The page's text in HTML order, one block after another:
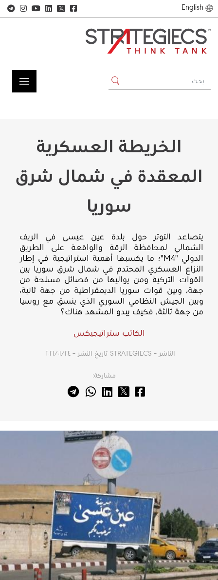
English
𝕏
الخريطة العسكرية
المعقدة في شمال شرق
سوريا
يتصاعد التوتر حول بلدة عين عيسى في الريف
الشمالي لمحافظة الرقة والواقعة على الطريق
الدولي "M4"؛ ما يكسبها أهمية استراتيجية في إطار
النزاع العسكري المحتدم في شمال شرق سوريا بين
القوات التركية ومن يواليها من فصائل مسلحة من
جهة، وبين قوات سوريا الديمقراطية من جهة ثانية،
وبين الجيش النظامي السوري الذي ينسق مع روسيا
من جهة ثالثة، فكيف يبدو المشهد هناك؟
الكاتب ستراتيجيكس
الناشر – STRATEGIECS تاريخ النشر – ٢٤‏/٠١‏/٢٠٢١
مشاركة: